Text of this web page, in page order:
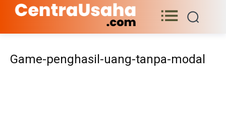
Game-penghasil-uang-tanpa-modal